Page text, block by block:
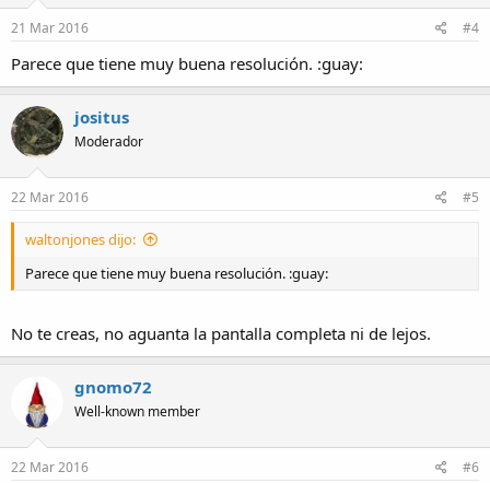
21 Mar 2016 #4
Parece que tiene muy buena resolución. :guay:
jositus
Moderador
22 Mar 2016 #5
waltonjones dijo:
Parece que tiene muy buena resolución. :guay:
No te creas, no aguanta la pantalla completa ni de lejos.
gnomo72
Well-known member
22 Mar 2016 #6